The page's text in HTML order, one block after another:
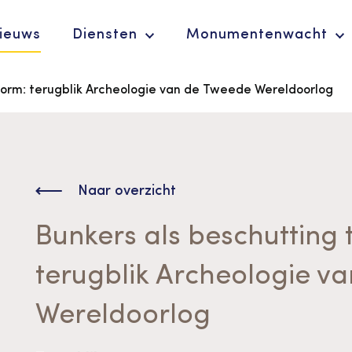
Diensten Monumentenwacht
Advies en
terugblik Archeologie van de Tweede Wereldoorlog
Bunkers als beschutting
terugblik Archeologie
Wereldoorlog
Naar overzicht